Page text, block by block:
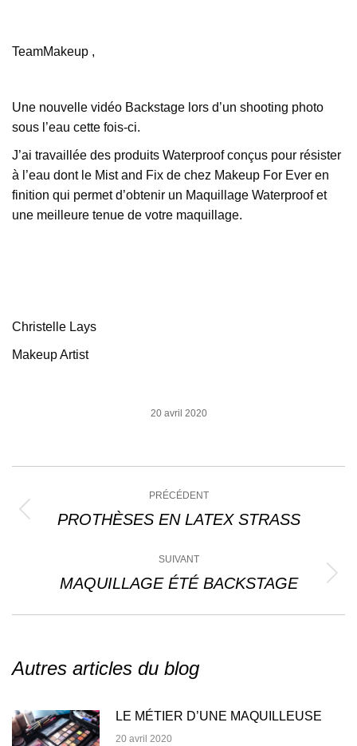
TeamMakeup ,
Une nouvelle vidéo Backstage lors d’un shooting photo
sous l’eau cette fois-ci.
J’ai travaillée des produits Waterproof conçus pour résister
à l’eau dont le Mist and Fix de chez Makeup For Ever en
finition qui permet d’obtenir un Maquillage Waterproof et
une meilleure tenue de votre maquillage.
Christelle Lays
Makeup Artist
20 avril 2020
article
PRÉCÉDENT
Article
:
PROTHÈSES EN LATEX STRASS
SUIVANT
Article
MAQUILLAGE ÉTÉ BACKSTAGE
Autres articles du blog
LE MÉTIER D’UNE MAQUILLEUSE
20 avril 2020